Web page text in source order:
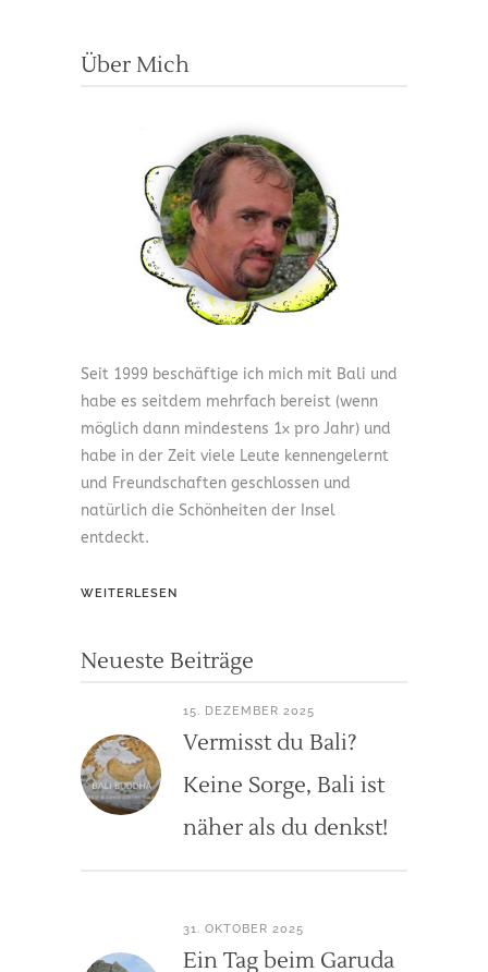
Über Mich
Seit 1999 beschäftige ich mich mit Bali und
habe es seitdem mehrfach bereist (wenn
möglich dann mindestens 1x pro Jahr) und
habe in der Zeit viele Leute kennengelernt
und Freundschaften geschlossen und
natürlich die Schönheiten der Insel
entdeckt.
WEITERLESEN
Neueste Beiträge
15. DEZEMBER 2025
Vermisst du Bali?
Keine Sorge, Bali ist
näher als du denkst!
31. OKTOBER 2025
Ein Tag beim Garuda